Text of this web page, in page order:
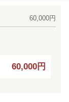
60,000円
60,000円